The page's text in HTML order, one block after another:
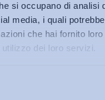
si occupano di analisi
media, i quali
che hai fornito
dei loro servizi.